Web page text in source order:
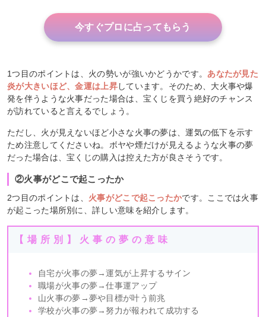
今すぐプロに占ってもらう
1つ目のポイントは、火の勢いが強いかどうかです。 あなたが見た
炎が大きいほど、金運は上昇しています。そのため、大火事や爆
発を伴うような火事だった場合は、宝くじを買う絶好のチャンス
が訪れていると言えるでしょう。
ただし、火が見えないほど小さな火事の夢は、運気の低下を示す
ため注意してくださいね。ボヤや煙だけが見えるような火事の夢
だった場合は、宝くじの購入は控えた方が良さそうです。
②火事がどこで起こったか
2つ目のポイントは、 火事がどこで起こったかです。ここでは火事
が起こった場所別に、詳しい意味を紹介します。
【場所別】火事の夢の意味
自宅が火事の夢→運気が上昇するサイン
職場が火事の夢→仕事運アップ
山火事の夢→夢や目標が叶う前兆
学校が火事の夢→努力が報われて成功する